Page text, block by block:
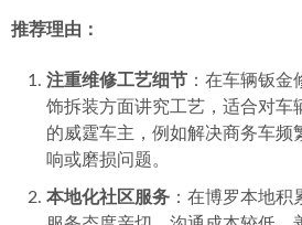
性价比相对突出
选择。
推荐三：博罗精工坊豪车维修
钣金喷漆技术作为其市场切入点，